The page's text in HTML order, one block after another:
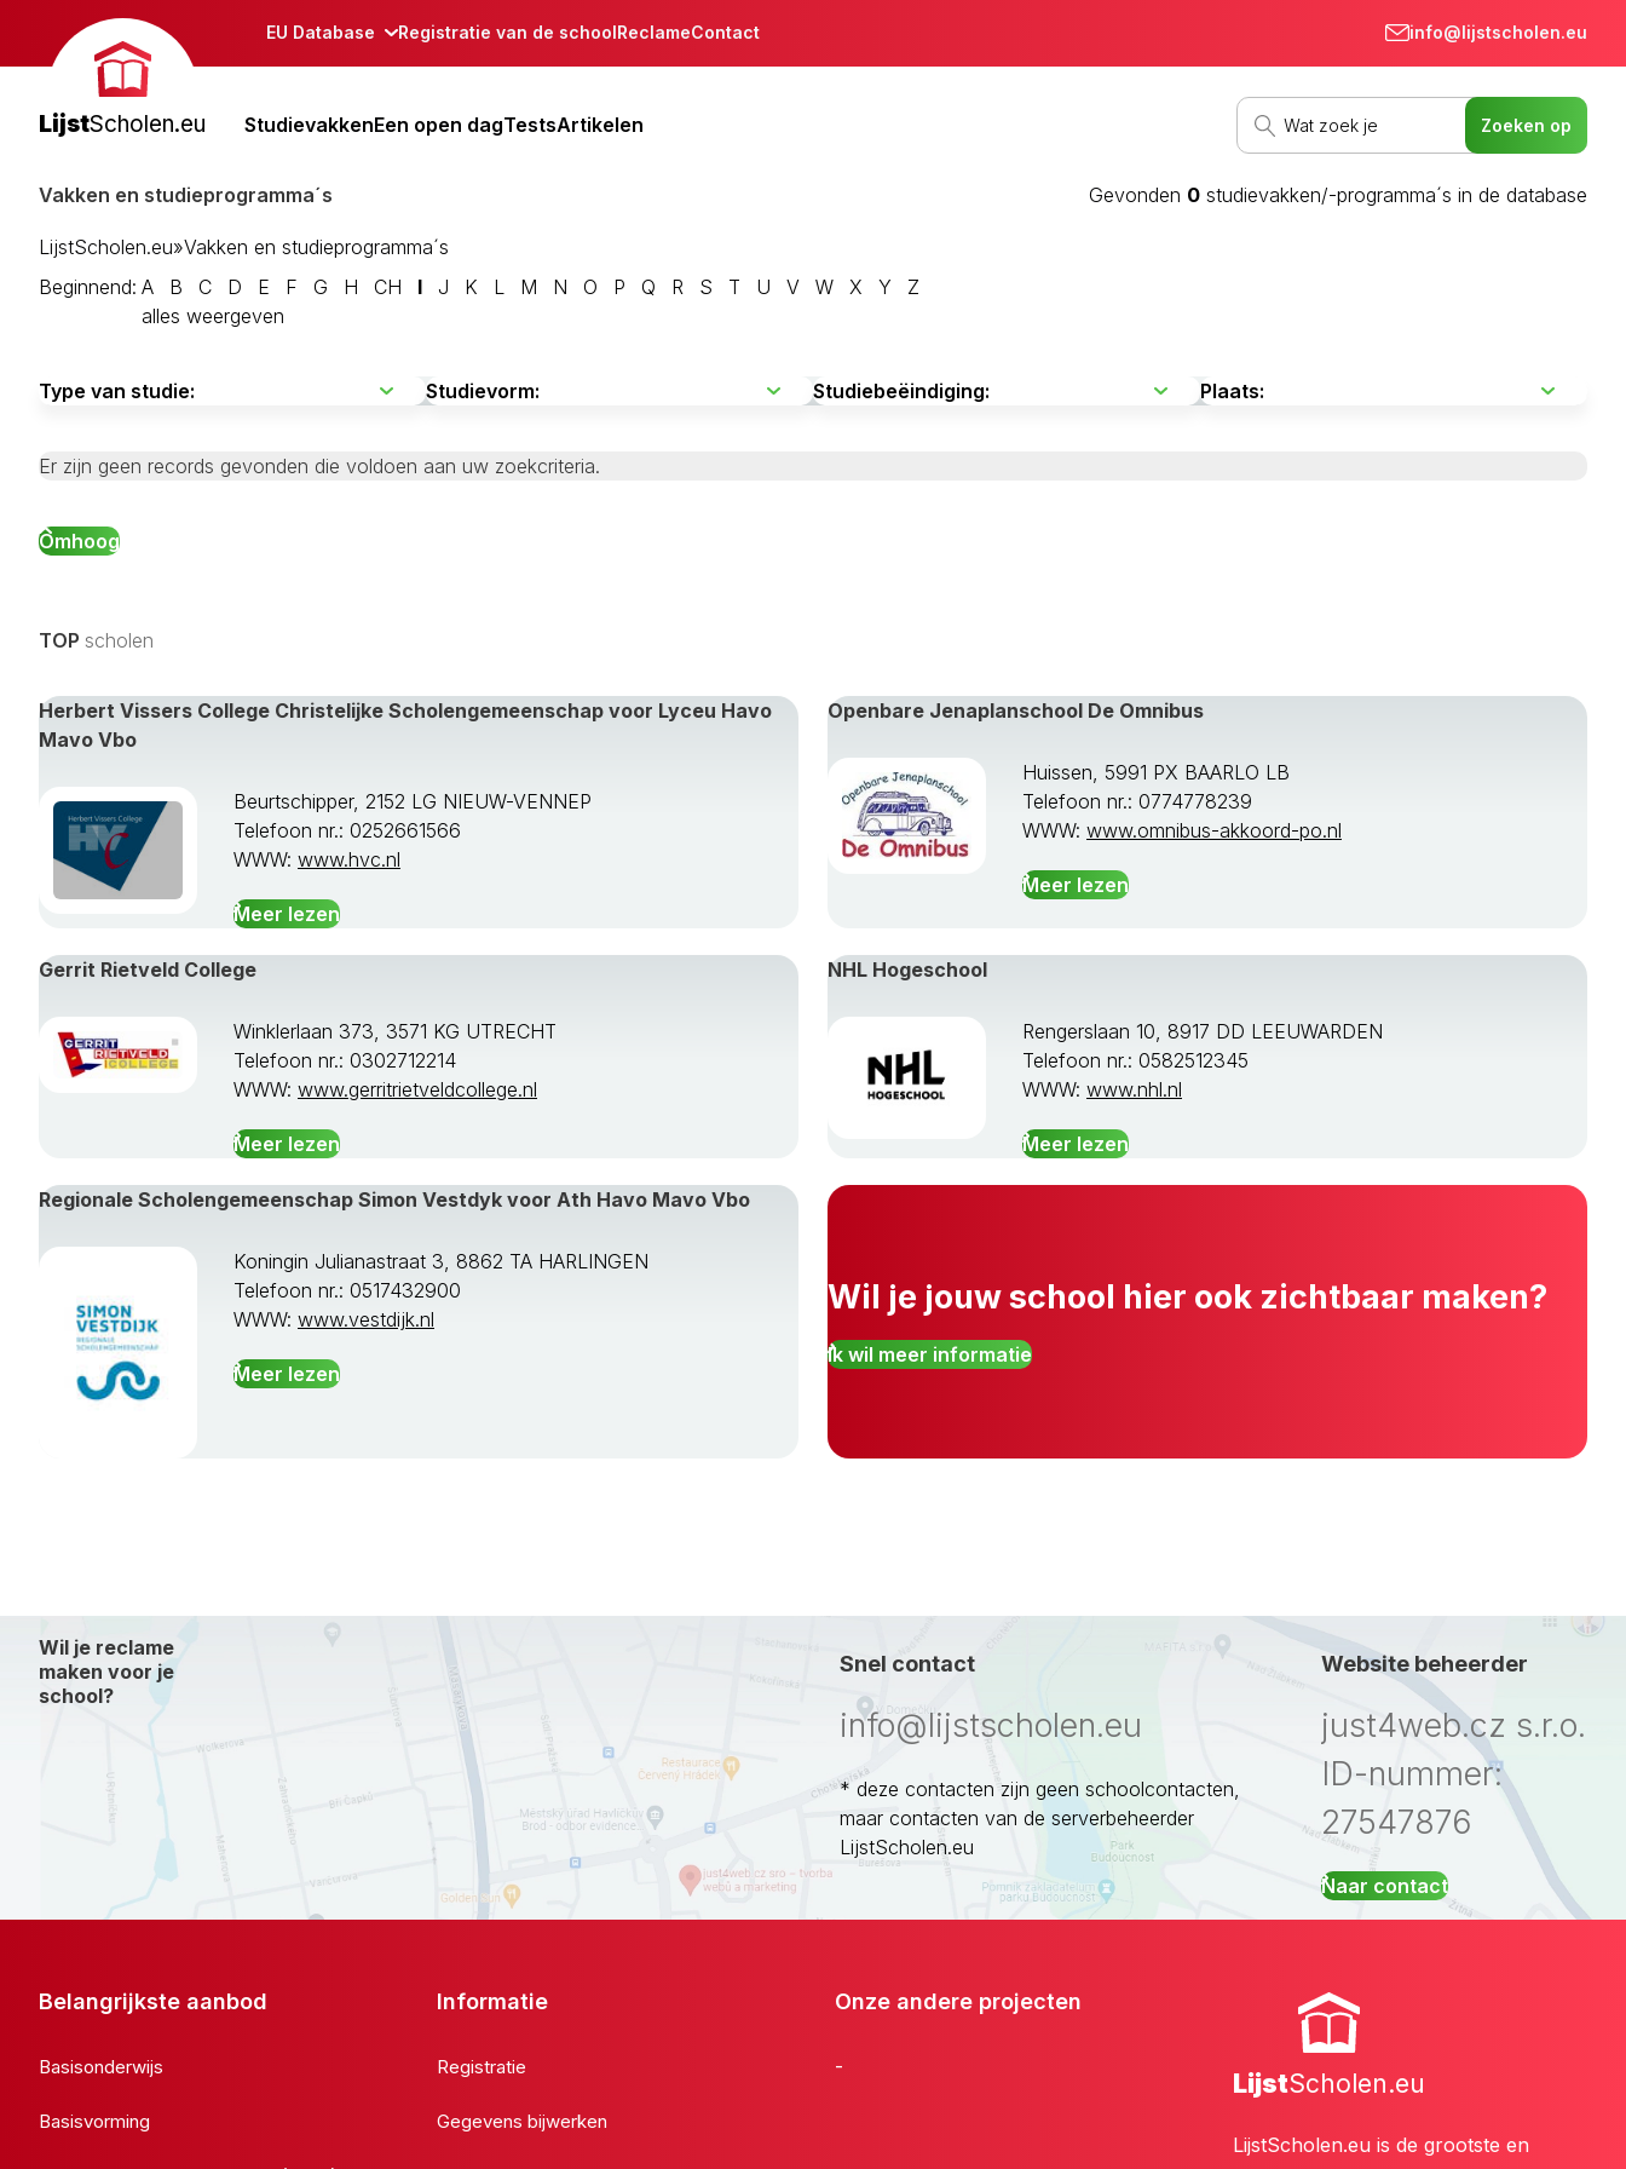
EU Database Registratie van de schoolReclameContact info@lijstscholen.eu
LijstScholen.eu StudievakkenEen open dagTestsArtikelen
Vakken en studieprogramma´s Gevonden 0 studievakken/-programma´s in de database
LijstScholen.eu»Vakken en studieprogramma´s
Beginnend: A B C D E F G H CH I J K L M N O P Q R S T U V W X Y
Z
alles weergeven
Er zijn geen records gevonden die voldoen aan uw zoekcriteria.
Omhoog
TOP scholen
Herbert Vissers College Christelijke Scholengemeenschap voor Lyceu Havo
Mavo Vbo
Beurtschipper, 2152 LG NIEUW-VENNEP
Telefoon nr.: 0252661566
WWW: www.hvc.nl
Meer lezen
Openbare Jenaplanschool De Omnibus
Huissen, 5991 PX BAARLO LB
Telefoon nr.: 0774778239
WWW: www.omnibus-akkoord-po.nl
Meer lezen
Gerrit Rietveld College
Winklerlaan 373, 3571 KG UTRECHT
Telefoon nr.: 0302712214
WWW: www.gerritrietveldcollege.nl
Meer lezen
NHL Hogeschool
Rengerslaan 10, 8917 DD LEEUWARDEN
Telefoon nr.: 0582512345
WWW: www.nhl.nl
Meer lezen
Regionale Scholengemeenschap Simon Vestdyk voor Ath Havo Mavo Vbo
Koningin Julianastraat 3, 8862 TA HARLINGEN
Telefoon nr.: 0517432900
WWW: www.vestdijk.nl
Meer lezen
Wil je jouw school hier ook zichtbaar maken?
Ik wil meer informatie
Wil je reclame
maken voor je
school?
Snel contact
info@lijstscholen.eu
* deze contacten zijn geen schoolcontacten,
maar contacten van de serverbeheerder
LijstScholen.eu
Website beheerder
just4web.cz s.r.o.
ID-nummer:
27547876
Naar contact
Belangrijkste aanbod
Basisonderwijs
Basisvorming
Informatie
Registratie
Gegevens bijwerken
Onze andere projecten
-
LijstScholen.eu
LijstScholen.eu is de grootste en